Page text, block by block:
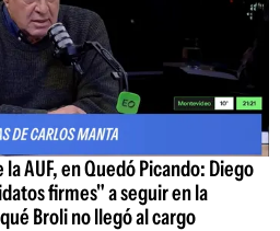
AUF, en Quedó Picando: Diego
firmes" a seguir en la
Broli no llegó al cargo